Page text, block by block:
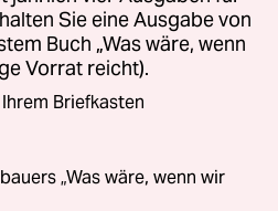
Sie eine Ausgabe von
Buch „Was wäre, wenn
Vorrat reicht).
Briefkasten
„Was wäre, wenn wir